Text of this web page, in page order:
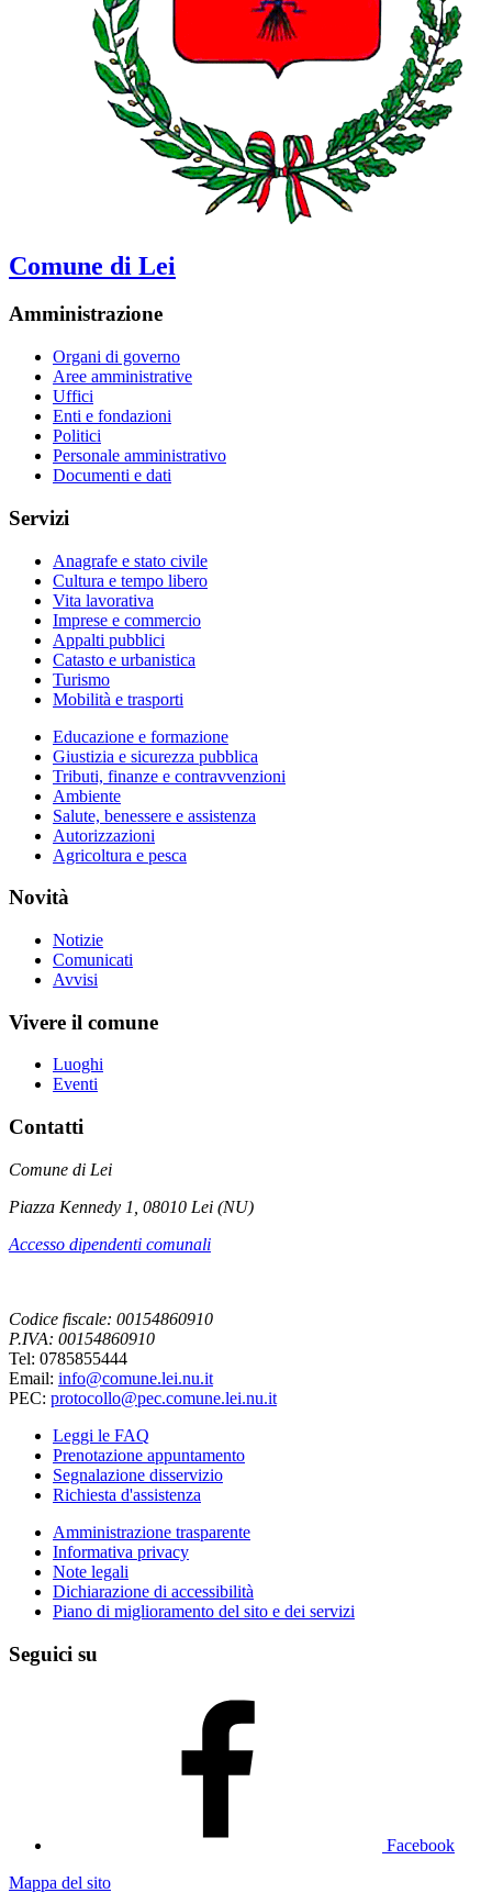
Comune di Lei
Amministrazione
Organi di governo
Aree amministrative
Uffici
Enti e fondazioni
Politici
Personale amministrativo
Documenti e dati
Servizi
Anagrafe e stato civile
Cultura e tempo libero
Vita lavorativa
Imprese e commercio
Appalti pubblici
Catasto e urbanistica
Turismo
Mobilità e trasporti
Educazione e formazione
Giustizia e sicurezza pubblica
Tributi, finanze e contravvenzioni
Ambiente
Salute, benessere e assistenza
Autorizzazioni
Agricoltura e pesca
Novità
Notizie
Comunicati
Avvisi
Vivere il comune
Luoghi
Eventi
Contatti
Comune di Lei
Piazza Kennedy 1, 08010 Lei (NU)
Accesso dipendenti comunali
Codice fiscale: 00154860910
P.IVA: 00154860910
Tel: 0785855444
Email: info@comune.lei.nu.it
PEC: protocollo@pec.comune.lei.nu.it
Leggi le FAQ
Prenotazione appuntamento
Segnalazione disservizio
Richiesta d'assistenza
Amministrazione trasparente
Informativa privacy
Note legali
Dichiarazione di accessibilità
Piano di miglioramento del sito e dei servizi
Seguici su
Facebook
Mappa del sito